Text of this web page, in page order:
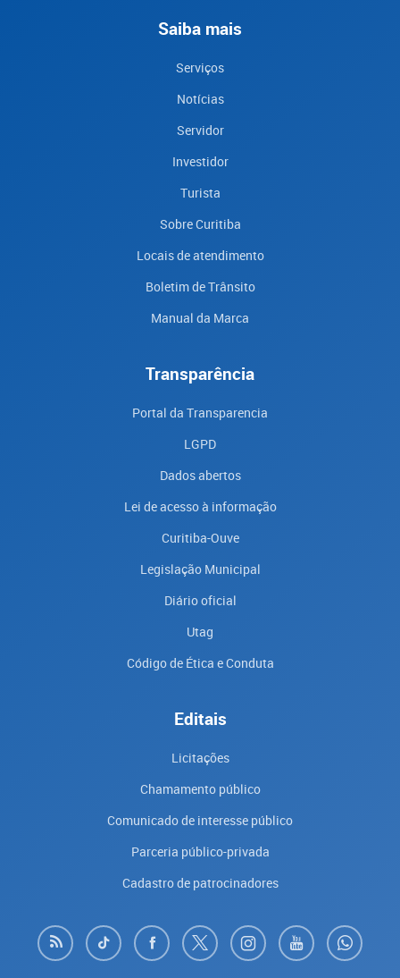
Saiba mais
Serviços
Notícias
Servidor
Investidor
Turista
Sobre Curitiba
Locais de atendimento
Boletim de Trânsito
Manual da Marca
Transparência
Portal da Transparencia
LGPD
Dados abertos
Lei de acesso à informação
Curitiba-Ouve
Legislação Municipal
Diário oficial
Utag
Código de Ética e Conduta
Editais
Licitações
Chamamento público
Comunicado de interesse público
Parceria público-privada
Cadastro de patrocinadores